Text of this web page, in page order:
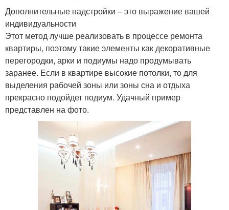
Дополнительные надстройки – это выражение вашей
индивидуальности
Этот метод лучше реализовать в процессе ремонта
квартиры, поэтому такие элементы как декоративные
перегородки, арки и подиумы надо продумывать
заранее. Если в квартире высокие потолки, то для
выделения рабочей зоны или зоны сна и отдыха
прекрасно подойдет подиум. Удачный пример
представлен на фото.